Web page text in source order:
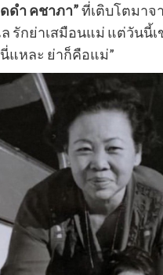
ดำ คชาภา”ที่เติบโตมาจ
กย่าเสมือนแม่ แต่วันนี้เ
แหละ ย่าก็คือแม่”